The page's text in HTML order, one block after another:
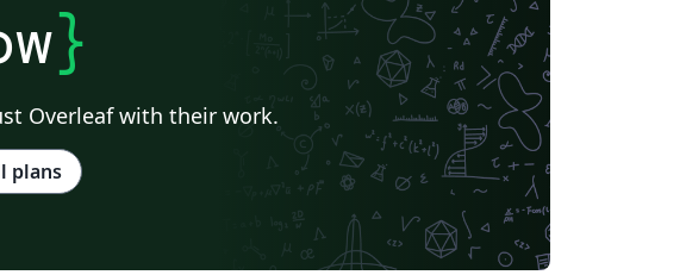
}
Overleaf with their work.
plans